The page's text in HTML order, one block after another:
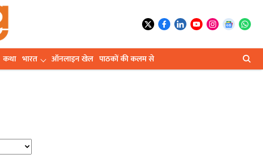
कथा भारत ऑनलाइन खेल पाठकों की कलम से